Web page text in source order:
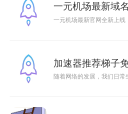
一元机场最新域
一元机场最新官网全新上
加速器推荐梯子
随着网络的发展，我们日